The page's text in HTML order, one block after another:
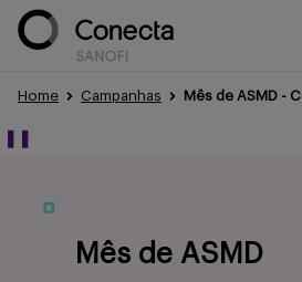
Home Campanhas
❚❚
Mês de ASMD